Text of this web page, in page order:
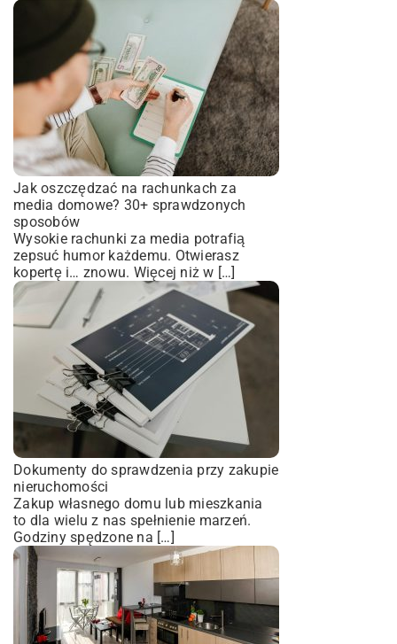
Jak oszczędzać na rachunkach za
media domowe? 30+ sprawdzonych
sposobów
Wysokie rachunki za media potrafią
zepsuć humor każdemu. Otwierasz
kopertę i… znowu. Więcej niż w […]
Dokumenty do sprawdzenia przy zakupie
nieruchomości
Zakup własnego domu lub mieszkania
to dla wielu z nas spełnienie marzeń.
Godziny spędzone na […]